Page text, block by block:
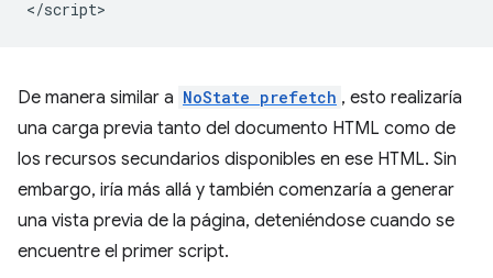
De manera similar a NoState prefetch , esto realizaría
una carga previa tanto del documento HTML como de
los recursos secundarios disponibles en ese HTML. Sin
embargo, iría más allá y también comenzaría a generar
una vista previa de la página, deteniéndose cuando se
encuentre el primer script.